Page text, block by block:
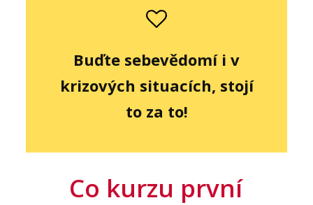
Buďte sebevědomí i v
krizových situacích, stojí
to za to!
Co kurzu první